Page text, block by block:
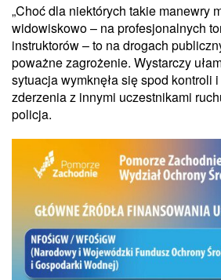
„Choć dla niektórych takie manewry
widowiskowo – na profesjonalnych
instruktorów – to na drogach
poważne zagrożenie. Wystarczy
sytuacja wymknęła się spod kontroli
zderzenia z innymi uczestnikami
policja.